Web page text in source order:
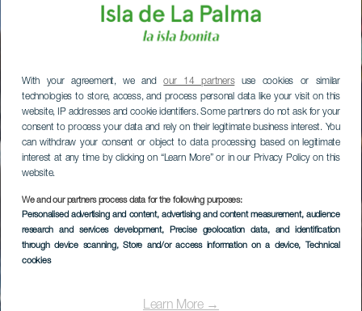
With your agreement, we andour 14 partnersuse cookies or similar
technologies to store, access, and process personal data like your visit on this
website, IP addresses and cookie identifiers. Some partners do not ask for your
consent to process your data and rely on their legitimate business interest. You
can withdraw your consent or object to data processing based on legitimate
interest at any time by clicking on “Learn More” or in our Privacy Policy on this
website.
We and our partners process data for the following purposes:
Personalised advertising and content, advertising and content measurement, audience
research and services development, Precise geolocation data, and identification
through device scanning, Store and/or access information on a device, Technical
cookies
Learn More →